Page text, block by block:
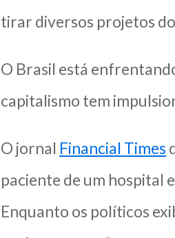
tirar diversos projetos do
O Brasil está
capitalismo tem
O jornal Financial Times
paciente de um hospital
Enquanto os políticos